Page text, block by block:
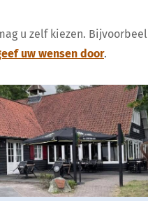
u zelf kiezen.
uw wensen door.